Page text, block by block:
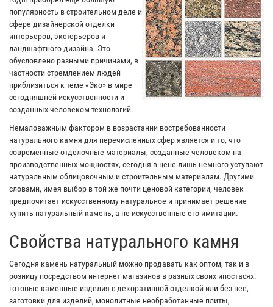
популярность в строительном деле и
сфере дизайнерской отделки
интерьеров, экстерьеров и
ландшафтного дизайна. Это
обусловлено разными причинами, в
частности стремлением людей
приблизиться к теме «Эко» в мире
сегодняшней искусственности и
созданных человеком технологий.
Немаловажным фактором в возрастании востребованности
натурального камня для перечисленных сфер является и то, что
современные отделочные материалы, созданные человеком на
производственных мощностях, сегодня в цене лишь немного уступают
натуральным облицовочным и строительным материалам. Другими
словами, имея выбор в той же почти ценовой категории, человек
предпочитает искусственному натуральное и принимает решение
купить натуральный камень, а не искусственные его имитации.
Свойства натурального камня
Сегодня камень натуральный можно продавать как оптом, так и в
розницу посредством интернет-магазинов в разных своих ипостасях:
готовые каменные изделия с декоративной отделкой или без нее,
заготовки для изделий, монолитные необработанные плиты,